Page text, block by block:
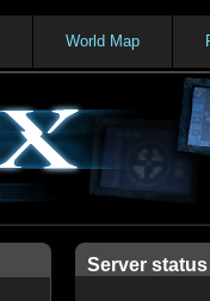
World Map
Server status